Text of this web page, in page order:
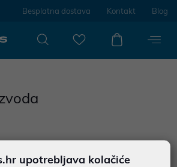
Besplatna dostava Kontakt Blog
upotrebljava kolačiće